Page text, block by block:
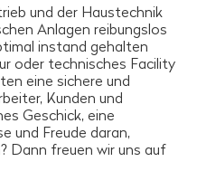
und der Haustechnik
Anlagen reibungslos
instand gehalten
oder technisches Facility
eine sichere und
Kunden und
Geschick, eine
und Freude daran,
Dann freuen wir uns auf